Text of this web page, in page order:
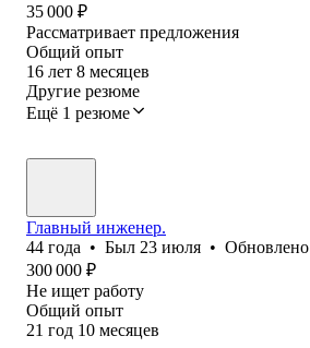
35 000 ₽
Рассматривает предложения
Общий опыт
16 лет 8 месяцев
Другие резюме
Ещё 1 резюме
Главный инженер.
44 года • Был 23 июля • Обновлено
300 000 ₽
Не ищет работу
Общий опыт
21 год 10 месяцев